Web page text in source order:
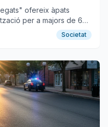
ofereix àpats
per a majors de 60
Societat